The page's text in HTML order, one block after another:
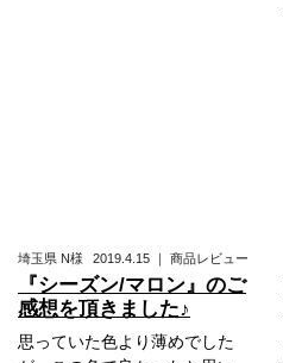
埼玉県 N様 2019.4.15 ｜ 商品レビュー
『シーズン/マロン』のご
感想を頂きました♪
思っていた色より薄めでした